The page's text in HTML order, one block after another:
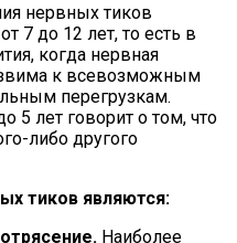
нервных тиков
7 до 12 лет, то есть в
когда нервная
к всевозможным
перегрузкам.
5 лет говорит о том, что
либо другого
тиков являются:
Наиболее